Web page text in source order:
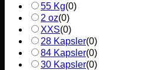
55 Kg(0)
2 oz(0)
XXS(0)
28 Kapsler(0)
84 Kapsler(0)
30 Kapsler(0)